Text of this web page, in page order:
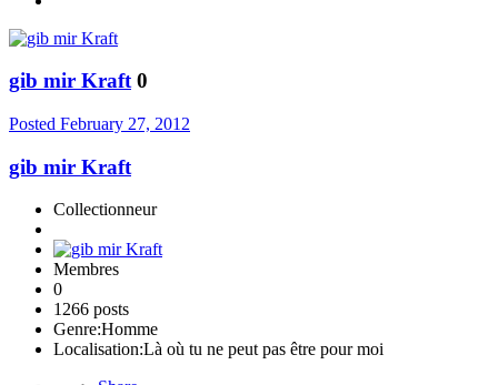
gib mir Kraft 0
Posted February 27, 2012
gib mir Kraft
Collectionneur
Membres
0
1266 posts
Genre:Homme
Localisation:Là où tu ne peut pas être pour moi